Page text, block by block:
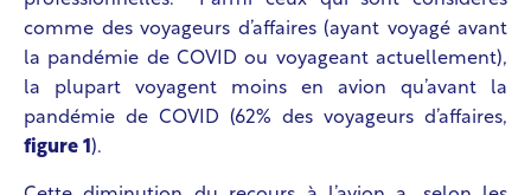
comme des voyageurs d’affaires (ayant voyagé avant
la pandémie de COVID ou voyageant actuellement),
la plupart voyagent moins en avion qu’avant la
pandémie de COVID (62% des voyageurs d’affaires,
figure 1).